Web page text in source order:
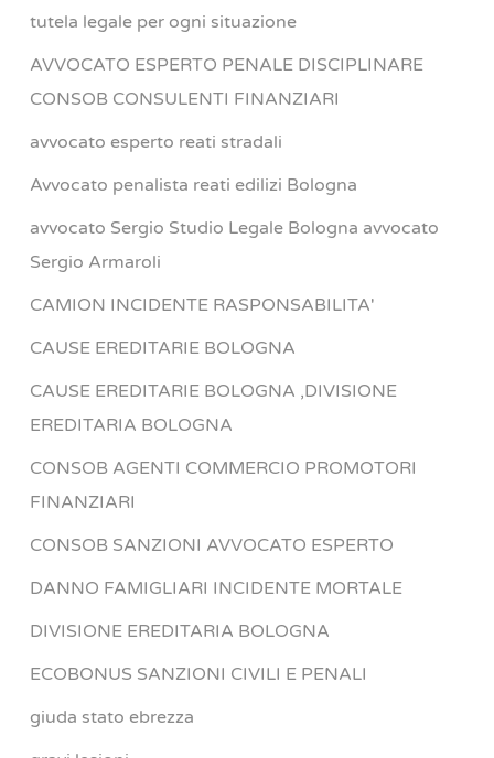
tutela legale per ogni situazione
AVVOCATO ESPERTO PENALE DISCIPLINARE
CONSOB CONSULENTI FINANZIARI
avvocato esperto reati stradali
Avvocato penalista reati edilizi Bologna
avvocato Sergio Studio Legale Bologna avvocato
Sergio Armaroli
CAMION INCIDENTE RASPONSABILITA'
CAUSE EREDITARIE BOLOGNA
CAUSE EREDITARIE BOLOGNA ,DIVISIONE
EREDITARIA BOLOGNA
CONSOB AGENTI COMMERCIO PROMOTORI
FINANZIARI
CONSOB SANZIONI AVVOCATO ESPERTO
DANNO FAMIGLIARI INCIDENTE MORTALE
DIVISIONE EREDITARIA BOLOGNA
ECOBONUS SANZIONI CIVILI E PENALI
giuda stato ebrezza